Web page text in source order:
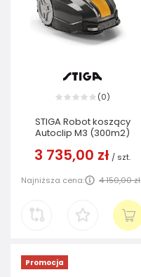
(0)
STIGA Robot koszący
Autoclip M3 (300m2)
3 735,00 zł / szt.
Najniższa cena: 4 150,00 zł
Promocja